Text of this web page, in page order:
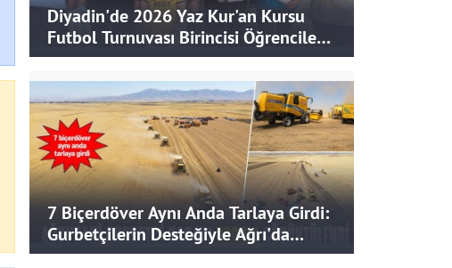
Diyadin'de 2026 Yaz Kur'an Kursu
Futbol Turnuvası Birincisi Öğrencilere
Hediye
7 Biçerdöver Aynı Anda Tarlaya Girdi:
Gurbetçilerin Desteğiyle Ağrı'da
Bereketli Hasat